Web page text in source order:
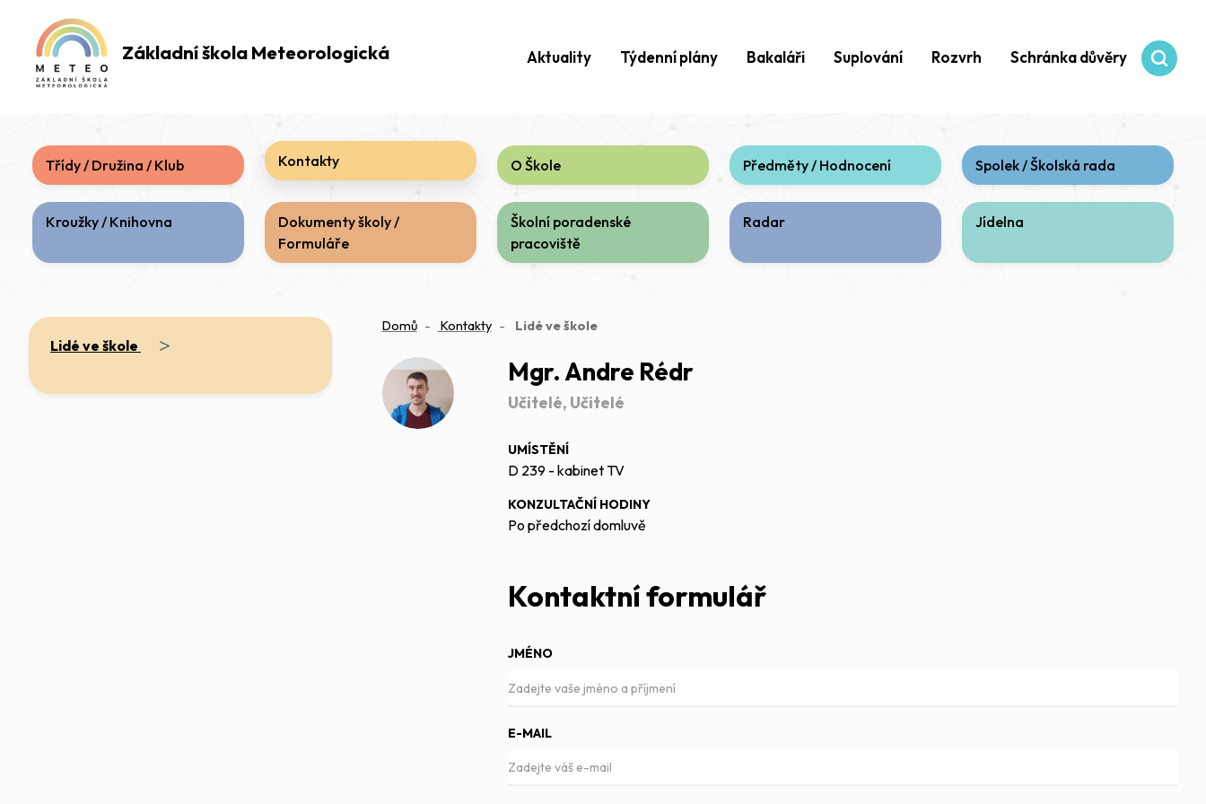
Základní škola Meteorologická Aktuality Týdenní plány Bakaláři Suplování Rozvrh Schránka důvěry
Třídy / Družina / Klub Kontakty O Škole Předměty / Hodnocení Spolek / Školská rada
Kroužky / Knihovna
Dokumenty školy /
Formuláře
Školní poradenské
pracoviště
Radar Jídelna
Lidé ve škole >
Domů Kontakty Lidé ve škole(aktuální)
Mgr. Andre Rédr
Učitelé, Učitelé
UMÍSTĚNÍ
D 239 - kabinet TV
KONZULTAČNÍ HODINY
Po předchozí domluvě
Kontaktní formulář
JMÉNO
E-MAIL